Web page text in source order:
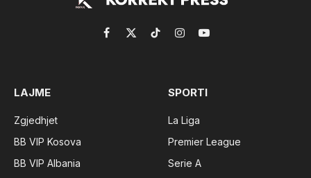
Facebook
X
TikTokInstagramYouTube
LAJME
Zgjedhjet
BB VIP Kosova
BB VIP Albania
SPORTI
La Liga
Premier League
Serie A